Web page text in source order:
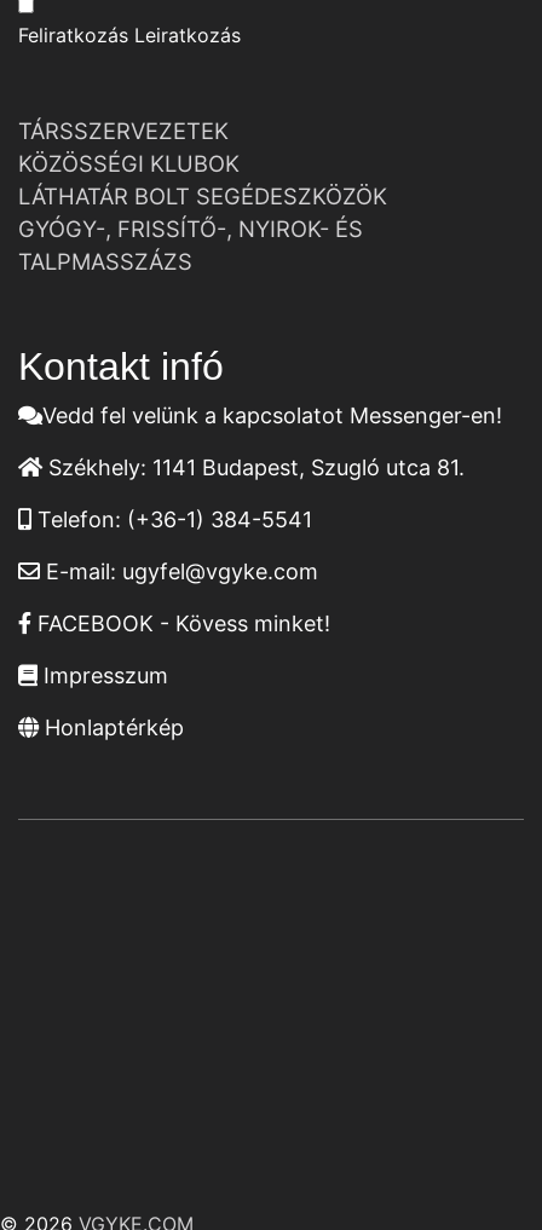
Feliratkozás Leiratkozás
TÁRSSZERVEZETEK
KÖZÖSSÉGI KLUBOK
LÁTHATÁR BOLT SEGÉDESZKÖZÖK
GYÓGY-, FRISSÍTŐ-, NYIROK- ÉS
TALPMASSZÁZS
Kontakt infó
Vedd fel velünk a kapcsolatot Messenger-en!
Székhely: 1141 Budapest, Szugló utca 81.
Telefon: (+36-1) 384-5541
E-mail: ugyfel@vgyke.com
FACEBOOK - Kövess minket!
Impresszum
Honlaptérkép
© 2026 VGYKE.COM